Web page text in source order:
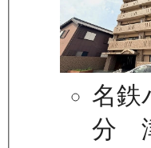
名鉄
分